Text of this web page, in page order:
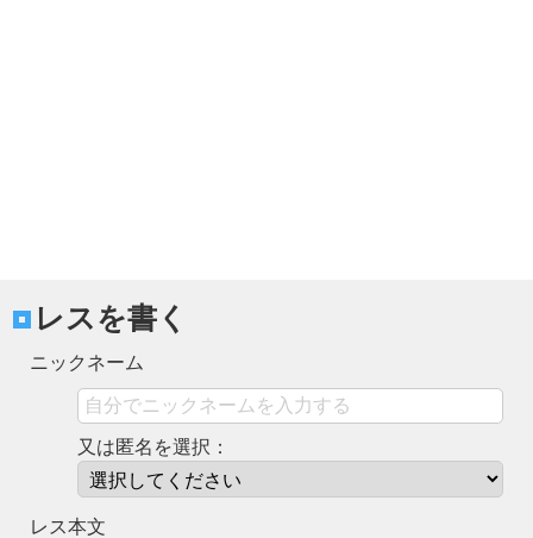
レスを書く
ニックネーム
又は匿名を選択：
レス本文